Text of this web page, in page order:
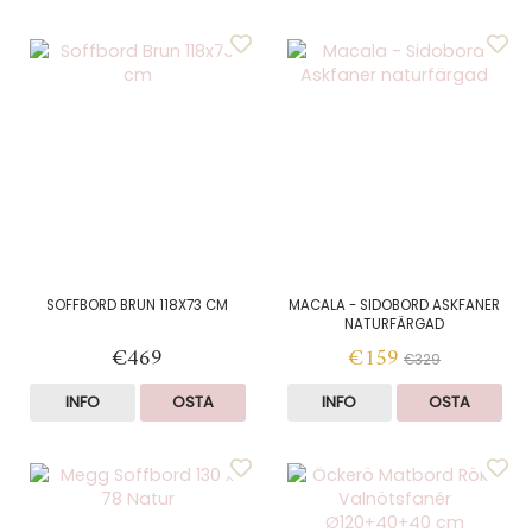
SOFFBORD BRUN 118X73 CM
€469
INFO OSTA
MACALA - SIDOBORD ASKFANER
NATURFÄRGAD
€159 €329
INFO OSTA